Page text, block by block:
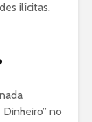
ilícitas.
no